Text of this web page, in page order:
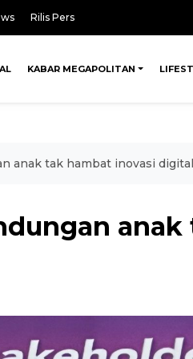
Rilis Pers
KABAR MEGAPOLITAN
anak tak hambat inovasi digital
anak